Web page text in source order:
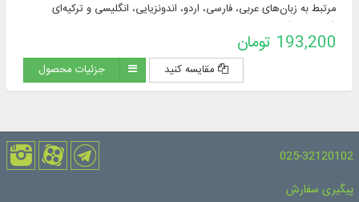
مرتبط به زبان‌های عربی، فارسی، اردو، اندونزیایی، انگلیسی و ترکیه‌ای
193,200 تومان
مقایسه کنید جزئیات محصول
025-32120102
پیگیری سفارش